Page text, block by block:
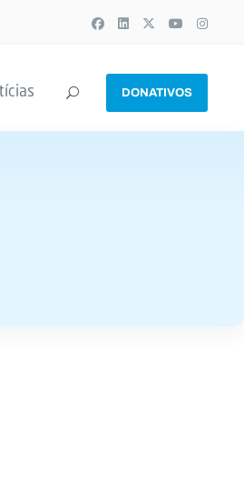
DONATIVOS